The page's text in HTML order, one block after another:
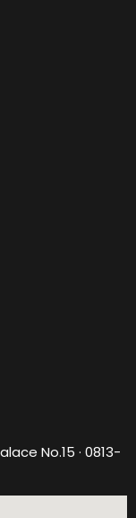
No.15 · 0813-